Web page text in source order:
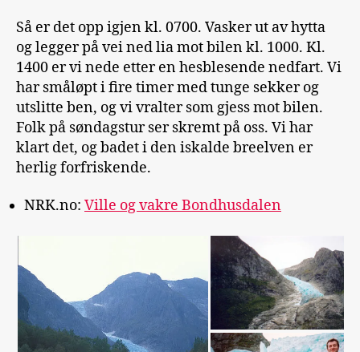
Så er det opp igjen kl. 0700. Vasker ut av hytta
og legger på vei ned lia mot bilen kl. 1000. Kl.
1400 er vi nede etter en hesblesende nedfart. Vi
har småløpt i fire timer med tunge sekker og
utslitte ben, og vi vralter som gjess mot bilen.
Folk på søndagstur ser skremt på oss. Vi har
klart det, og badet i den iskalde breelven er
herlig forfriskende.
NRK.no: Ville og vakre Bondhusdalen